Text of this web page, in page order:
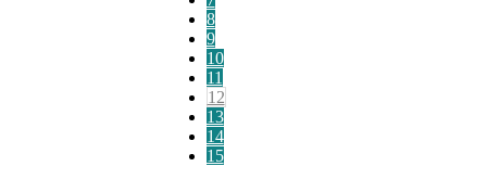
8
9
10
11
12
13
14
15